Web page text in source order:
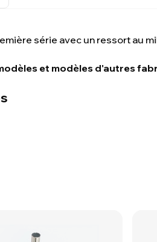
série avec un ressort au
et modèles d'autres